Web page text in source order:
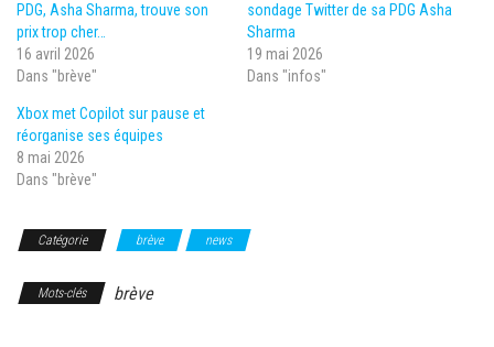
PDG, Asha Sharma, trouve son
prix trop cher…
16 avril 2026
Dans "brève"
sondage Twitter de sa PDG Asha
Sharma
19 mai 2026
Dans "infos"
Xbox met Copilot sur pause et
réorganise ses équipes
8 mai 2026
Dans "brève"
Catégorie brève news
Mots-clés brève